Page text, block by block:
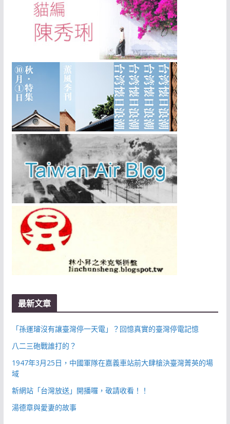
最新文章
「孫運璿沒有讓臺灣停一天電」？回憶真實的臺灣停電記憶
八二三砲戰誰打的？
1947年3月25日，中國軍隊在嘉義車站前大肆槍決臺灣菁英的場
域
新網站「台灣放送」開播囉，敬請收看！！
湯德章與愛妻的故事